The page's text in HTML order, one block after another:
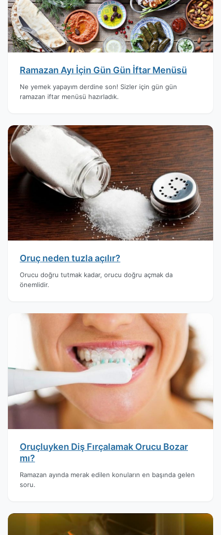
Ramazan Ayı İçin Gün Gün İftar Menüsü
Ne yemek yapayım derdine son! Sizler için gün gün
ramazan iftar menüsü hazırladık.
Oruç neden tuzla açılır?
Orucu doğru tutmak kadar, orucu doğru açmak da
önemlidir.
Oruçluyken Diş Fırçalamak Orucu Bozar
mı?
Ramazan ayında merak edilen konuların en başında gelen
soru.